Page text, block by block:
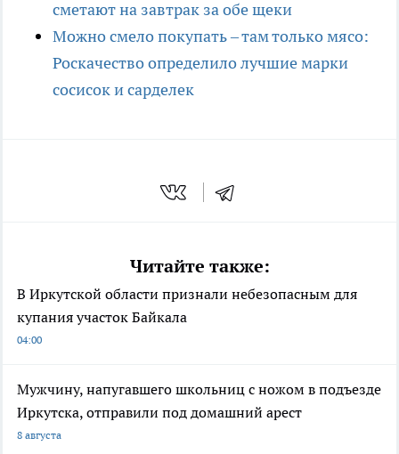
сметают на завтрак за обе щеки
Можно смело покупать – там только мясо:
Роскачество определило лучшие марки
сосисок и сарделек
Читайте также:
В Иркутской области признали небезопасным для
купания участок Байкала
04:00
Мужчину, напугавшего школьниц с ножом в подъезде
Иркутска, отправили под домашний арест
8 августа